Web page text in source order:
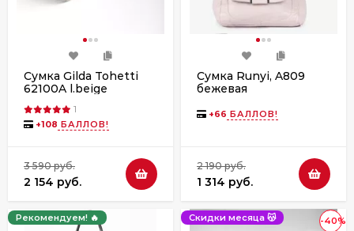
Сумка Gilda Tohetti
62100A l.beige
1
+108 БАЛЛОВ!
3 590 руб.
2 154 руб.
Сумка Runyi, A809
бежевая
+66 БАЛЛОВ!
2 190 руб.
1 314 руб.
Рекомендуем! 🔥 -40%
Скидки месяца 😽